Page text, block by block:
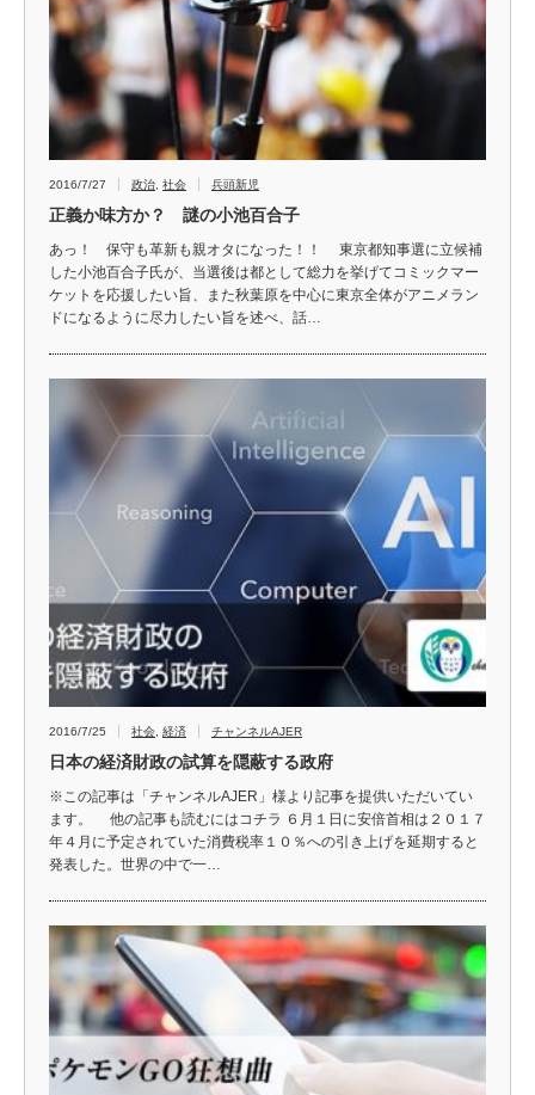
2016/7/27 政治 社会 兵頭新児
正義か味方か？ 謎の小池百合子
あっ！ 保守も革新も親オタになった！！ 東京都知事選に立候補
した小池百合子氏が、当選後は都として総力を挙げてコミックマー
ケットを応援したい旨、また秋葉原を中心に東京全体がアニメラン
ドになるように尽力したい旨を述べ、話…
2016/7/25 社会 経済 チャンネルAJER
日本の経済財政の試算を隠蔽する政府
※この記事は「チャンネルAJER」様より記事を提供いただいてい
ます。 他の記事も読むにはコチラ ６月１日に安倍首相は２０１７
年４月に予定されていた消費税率１０％への引き上げを延期すると
発表した。世界の中で一…